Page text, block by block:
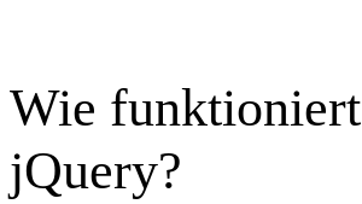
Wie funktioniert
jQuery?